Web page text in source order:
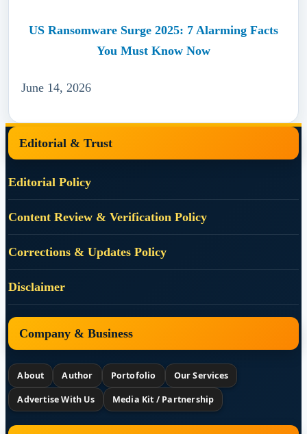
US Ransomware Surge 2025: 7 Alarming Facts
You Must Know Now
June 14, 2026
Footer
Editorial & Trust
Editorial Policy
Content Review & Verification Policy
Corrections & Updates Policy
Disclaimer
Company & Business
About Author Portofolio Our Services
Advertise With Us Media Kit / Partnership